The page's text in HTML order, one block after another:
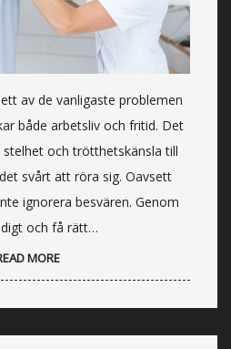
av de vanligaste problemen
både arbetsliv och fritid. Det
och trötthetskänsla till
svårt att röra sig. Oavsett
ignorera besvären. Genom
och få rätt…
MORE